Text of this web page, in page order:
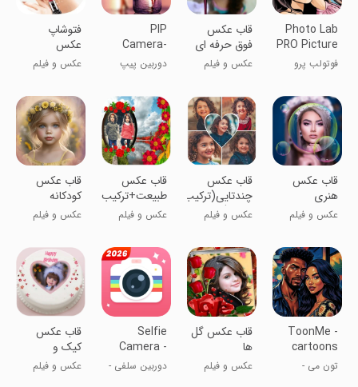
Photo Lab
PRO Picture
Editor
فوتولب پرو
قاب عکس
فوق حرفه ای
عکس و فیلم
PIP
Camera-
Photo
Editor Pro
دوربین پیپ
فتوشاپ
عکس
عکس و فیلم
قاب عکس
هنری
عکس و فیلم
قاب عکس
چندتایی(ترکیب
عکس)
عکس و فیلم
قاب عکس
طبیعت+ترکیب
عکس
عکس و فیلم
قاب عکس
کودکانه
عکس و فیلم
ToonMe -
cartoons
from
photos
تون می -
قاب عکس گل
ها
عکس و فیلم
Selfie
Camera -
Beauty
Camera
دوربین سلفی -
قاب عکس
کیک و
شیرینی+ترکیب
عکس و فیلم